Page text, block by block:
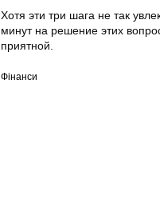
Хотя эти три шага не так
минут на решение этих
приятной.
Фінанси